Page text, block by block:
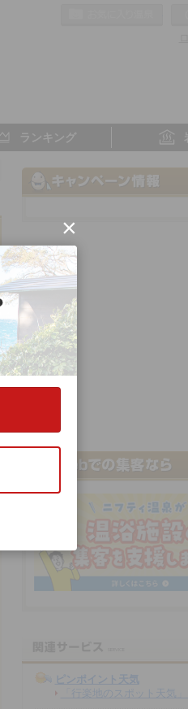
ランキング
ピンポイント天気
「行楽地のスポット天気
×